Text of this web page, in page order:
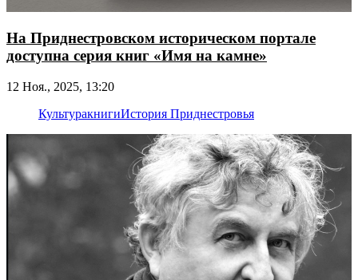
На Приднестровском историческом портале
доступна серия книг «Имя на камне»
12 Ноя., 2025, 13:20
КультуракнигиИстория Приднестровья